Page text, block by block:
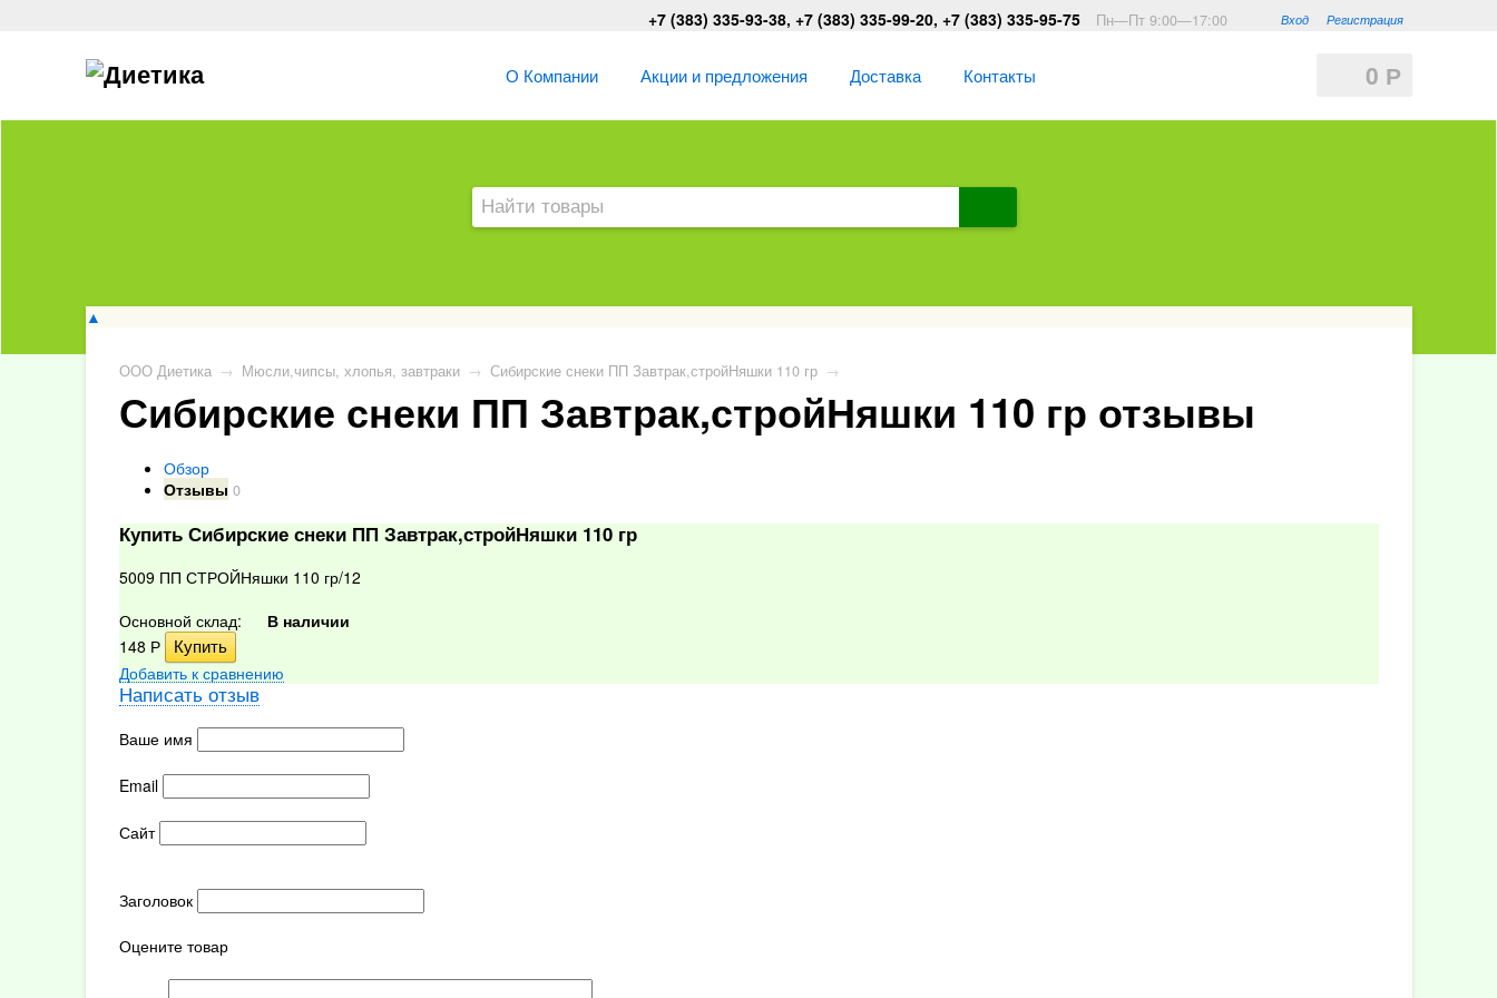
Вход Регистрация
+7 (383) 335-93-38, +7 (383) 335-99-20, +7 (383) 335-95-75 Пн—Пт 9:00—17:00
0 Р
О Компании Акции и предложения Доставка Контакты
▲
ООО Диетика → Мюсли,чипсы, хлопья, завтраки → Сибирские снеки ПП Завтрак,стройНяшки 110 гр →
Сибирские снеки ПП Завтрак,стройНяшки 110 гр отзывы
Обзор
Отзывы 0
Купить Сибирские снеки ПП Завтрак,стройНяшки 110 гр
5009 ПП СТРОЙНяшки 110 гр/12
Основной склад:
В наличии
148 Р
Добавить к сравнению
Написать отзыв
Ваше имя
Email
Сайт
Заголовок
Оцените товар